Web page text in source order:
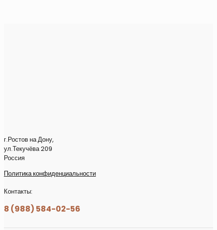
г.Ростов на Дону,
ул.Текучёва 209
Россия
Политика конфиденциальности
Контакты:
8 (988) 584-02-56